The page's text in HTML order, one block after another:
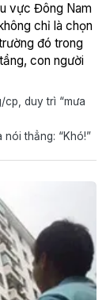
vực Đông Nam
chỉ là chọn
đó trong
con người
duy trì “mưa
thẳng: “Khó!”